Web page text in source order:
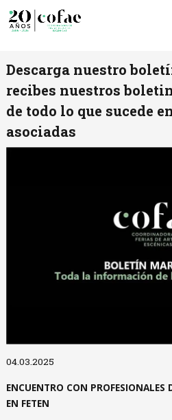
Descarga nuestro
recibes nuestros
de todo lo que sucede
asociadas
04.03.2025
ENCUENTRO CON PROFESIONALES
EN FETEN